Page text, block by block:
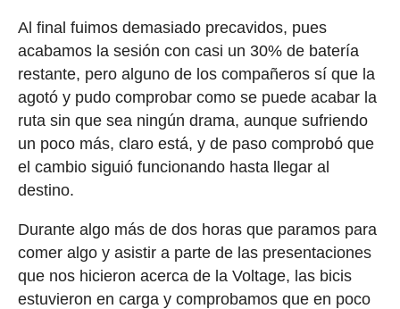
Al final fuimos demasiado precavidos, pues
acabamos la sesión con casi un 30% de batería
restante, pero alguno de los compañeros sí que la
agotó y pudo comprobar como se puede acabar la
ruta sin que sea ningún drama, aunque sufriendo
un poco más, claro está, y de paso comprobó que
el cambio siguió funcionando hasta llegar al
destino.
Durante algo más de dos horas que paramos para
comer algo y asistir a parte de las presentaciones
que nos hicieron acerca de la Voltage, las bicis
estuvieron en carga y comprobamos que en poco